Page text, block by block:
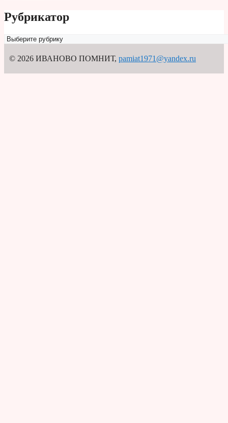
Рубрикатор
Рубрикатор
© 2026 ИВАНОВО ПОМНИТ, pamiat1971@yandex.ru